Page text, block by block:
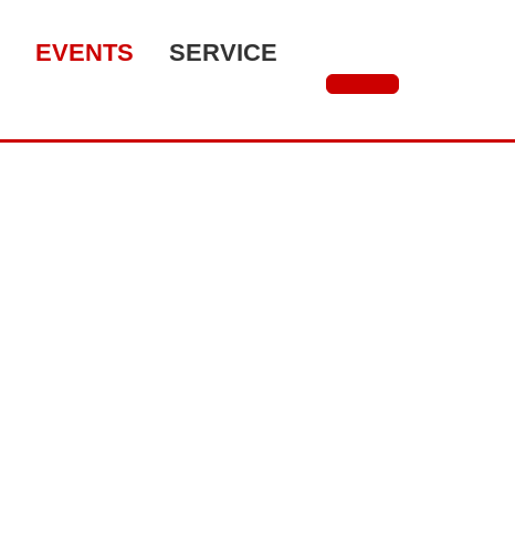
EVENTS SERVICE